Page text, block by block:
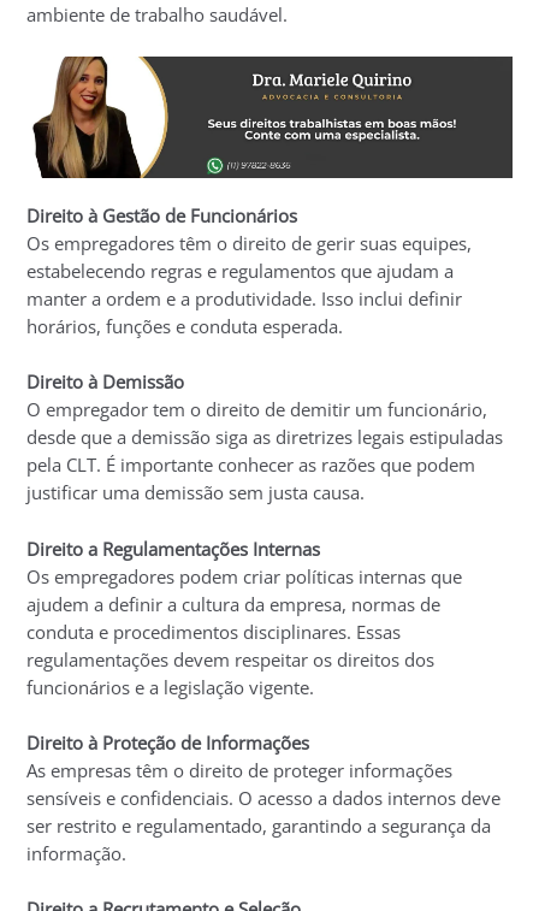
ambiente de trabalho saudável.
Direito à Gestão de Funcionários
Os empregadores têm o direito de gerir suas equipes,
estabelecendo regras e regulamentos que ajudam a
manter a ordem e a produtividade. Isso inclui definir
horários, funções e conduta esperada.
Direito à Demissão
O empregador tem o direito de demitir um funcionário,
desde que a demissão siga as diretrizes legais estipuladas
pela CLT. É importante conhecer as razões que podem
justificar uma demissão sem justa causa.
Direito a Regulamentações Internas
Os empregadores podem criar políticas internas que
ajudem a definir a cultura da empresa, normas de
conduta e procedimentos disciplinares. Essas
regulamentações devem respeitar os direitos dos
funcionários e a legislação vigente.
Direito à Proteção de Informações
As empresas têm o direito de proteger informações
sensíveis e confidenciais. O acesso a dados internos deve
ser restrito e regulamentado, garantindo a segurança da
informação.